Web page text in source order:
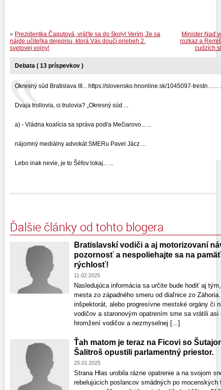
Minister Naď
rozkaz a
cudzích
« Prezidentka Čaputová, vráťte sa do školy! Verím, že sa
nájde učiteľka dejepisu, ktorá Vás doučí priebeh 2.
svetovej vojny!
Debata ( 13 príspevkov )
Okresný súd Bratislava III... https://slovensko.hnonline.sk/1045097-trestn…...
Dvaja trollovia, ci trulovia? „Okresný súd ...
a) - Vládna koalícia sa správa podľa Mečiarovo... ...
nájomný mediálny advokát SMERu Pavel Jácz ...
Lebo inak nevie, je to Šéfov lokaj... ...
Ďalšie články od tohto blogera
Bratislavskí vodiči a aj motorizovaní
pozornosť a nespoliehajte sa na
rýchlosť!
11.02.2025
Nasledujúca informácia sa určite bude hodiť aj
mesta zo západného smeru od diaľnice zo
inšpektorát, alebo progresívne mestské orgány či
vodičov a staronovým opatrením sme sa vrátili
hromžení vodičov a nezmyselnej [...]
Ťah matom je teraz na Ficovi so
Šalitroš opustili parlamentný priestor.
25.01.2025
Strana Hlas urobila rázne opatrenie a na svojom
rebelujúcich poslancov smädných po